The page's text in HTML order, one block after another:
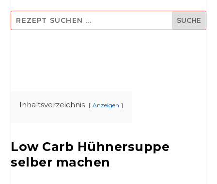
Inhaltsverzeichnis Anzeigen
Low Carb Hühnersuppe
selber machen